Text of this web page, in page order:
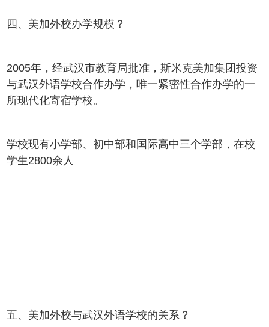
四、美加外校办学规模？
2005年，经武汉市教育局批准，斯米克美加集团投资
与武汉外语学校合作办学，唯一紧密性合作办学的一
所现代化寄宿学校。
学校现有小学部、初中部和国际高中三个学部，在校
学生2800余人
五、美加外校与武汉外语学校的关系？